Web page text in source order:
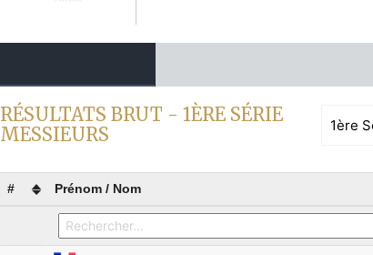
RÉSULTATS BRUT - 1ÈRE SÉRIE
MESSIEURS
# Prénom / Nom